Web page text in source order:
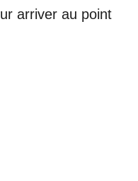
arriver au point